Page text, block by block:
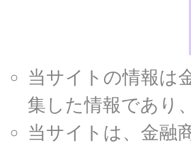
当サイトの情報は
集した情報であり
当サイトは、金融